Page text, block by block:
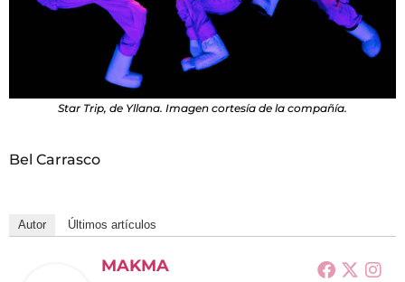
Star Trip, de Yllana. Imagen cortesía de la compañía.
Bel Carrasco
Autor Últimos artículos
MAKMA